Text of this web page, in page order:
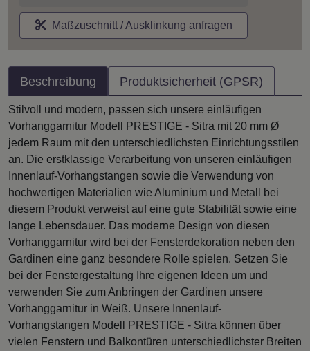
Maßzuschnitt / Ausklinkung anfragen
Beschreibung Produktsicherheit (GPSR)
Stilvoll und modern, passen sich unsere einläufigen
Vorhanggarnitur Modell PRESTIGE - Sitra mit 20 mm Ø
jedem Raum mit den unterschiedlichsten Einrichtungsstilen
an. Die erstklassige Verarbeitung von unseren einläufigen
Innenlauf-Vorhangstangen sowie die Verwendung von
hochwertigen Materialien wie Aluminium und Metall bei
diesem Produkt verweist auf eine gute Stabilität sowie eine
lange Lebensdauer. Das moderne Design von diesen
Vorhanggarnitur wird bei der Fensterdekoration neben den
Gardinen eine ganz besondere Rolle spielen. Setzen Sie
bei der Fenstergestaltung Ihre eigenen Ideen um und
verwenden Sie zum Anbringen der Gardinen unsere
Vorhanggarnitur in Weiß. Unsere Innenlauf-
Vorhangstangen Modell PRESTIGE - Sitra können über
vielen Fenstern und Balkontüren unterschiedlichster Breiten